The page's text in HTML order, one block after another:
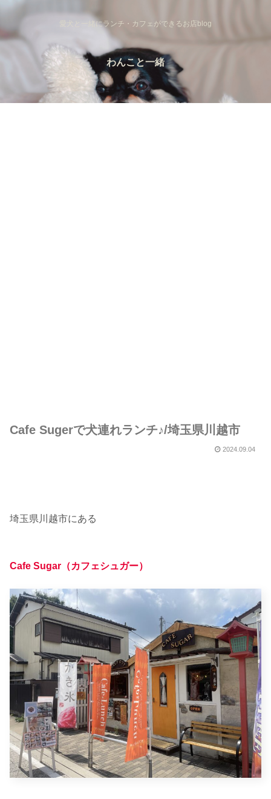
愛犬と一緒にランチ・カフェができるお店blog
わんこと一緒
Cafe Sugerで犬連れランチ♪/埼玉県川越市
2024.09.04
埼玉県川越市にある
Cafe Sugar（カフェシュガー）